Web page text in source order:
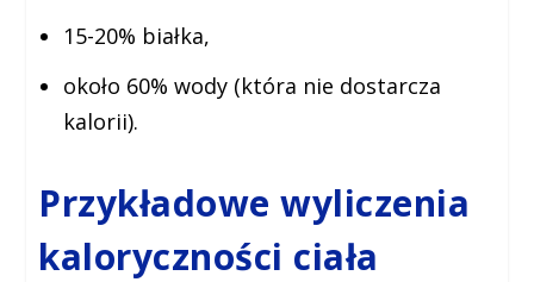
15-20% białka,
około 60% wody (która nie dostarcza
kalorii).
Przykładowe wyliczenia
kaloryczności ciała